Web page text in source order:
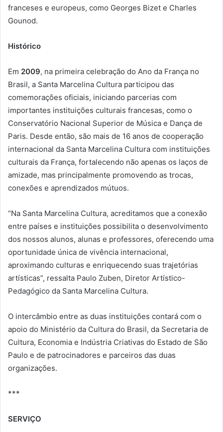
franceses e europeus, como Georges Bizet e Charles
Gounod.
Histórico
Em 2009, na primeira celebração do Ano da França no
Brasil, a Santa Marcelina Cultura participou das
comemorações oficiais, iniciando parcerias com
importantes instituições culturais francesas, como o
Conservatório Nacional Superior de Música e Dança de
Paris. Desde então, são mais de 16 anos de cooperação
internacional da Santa Marcelina Cultura com instituições
culturais da França, fortalecendo não apenas os laços de
amizade, mas principalmente promovendo as trocas,
conexões e aprendizados mútuos.
“Na Santa Marcelina Cultura, acreditamos que a conexão
entre países e instituições possibilita o desenvolvimento
dos nossos alunos, alunas e professores, oferecendo uma
oportunidade única de vivência internacional,
aproximando culturas e enriquecendo suas trajetórias
artísticas”, ressalta Paulo Zuben, Diretor Artístico-
Pedagógico da Santa Marcelina Cultura.
O intercâmbio entre as duas instituições contará com o
apoio do Ministério da Cultura do Brasil, da Secretaria de
Cultura, Economia e Indústria Criativas do Estado de São
Paulo e de patrocinadores e parceiros das duas
organizações.
***
SERVIÇO